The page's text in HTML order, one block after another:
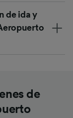
de ida y
de